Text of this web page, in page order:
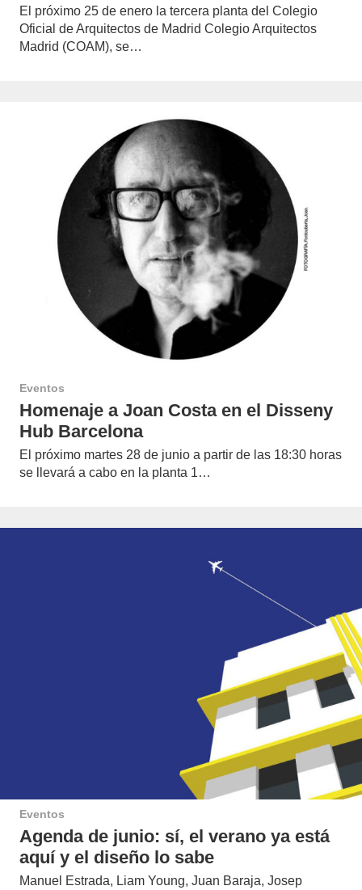
El próximo 25 de enero la tercera planta del Colegio
Oficial de Arquitectos de Madrid Colegio Arquitectos
Madrid (COAM), se…
Eventos
Homenaje a Joan Costa en el Disseny
Hub Barcelona
El próximo martes 28 de junio a partir de las 18:30 horas
se llevará a cabo en la planta 1…
Eventos
Agenda de junio: sí, el verano ya está
aquí y el diseño lo sabe
Manuel Estrada, Liam Young, Juan Baraja, Josep